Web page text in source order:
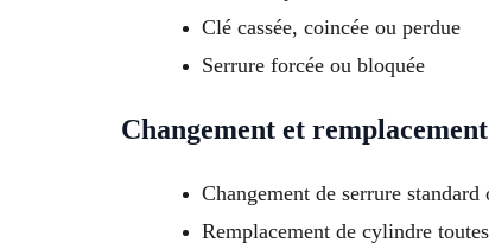
Clé cassée, coincée ou perdue
Serrure forcée ou bloquée
Changement et
Changement de serrure standard
Remplacement de cylindre